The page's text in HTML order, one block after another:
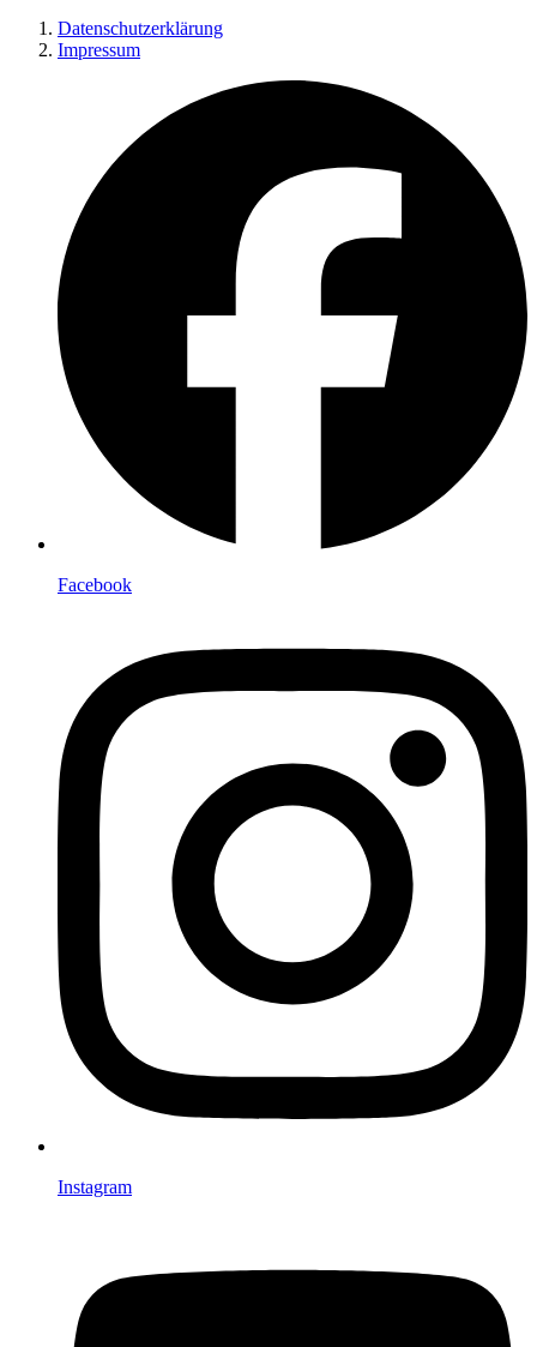
Datenschutzerklärung
Impressum
Facebook
Instagram